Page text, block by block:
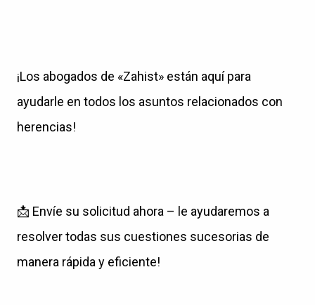
¡Los abogados de «Zahist» están aquí para
ayudarle en todos los asuntos relacionados con
herencias!
📩 Envíe su solicitud ahora – le ayudaremos a
resolver todas sus cuestiones sucesorias de
manera rápida y eficiente!